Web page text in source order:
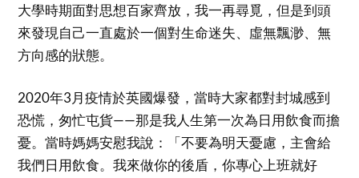
大學時期面對思想百家齊放，我一再尋覓，但是到頭
來發現自己一直處於一個對生命迷失、虛無飄渺、無
方向感的狀態。
2020年3月疫情於英國爆發，當時大家都對封城感到
恐慌，匆忙屯貨——那是我人生第一次為日用飲食而擔
憂。當時媽媽安慰我說：「不要為明天憂慮，主會給
我們日用飲食。我來做你的後盾，你專心上班就好